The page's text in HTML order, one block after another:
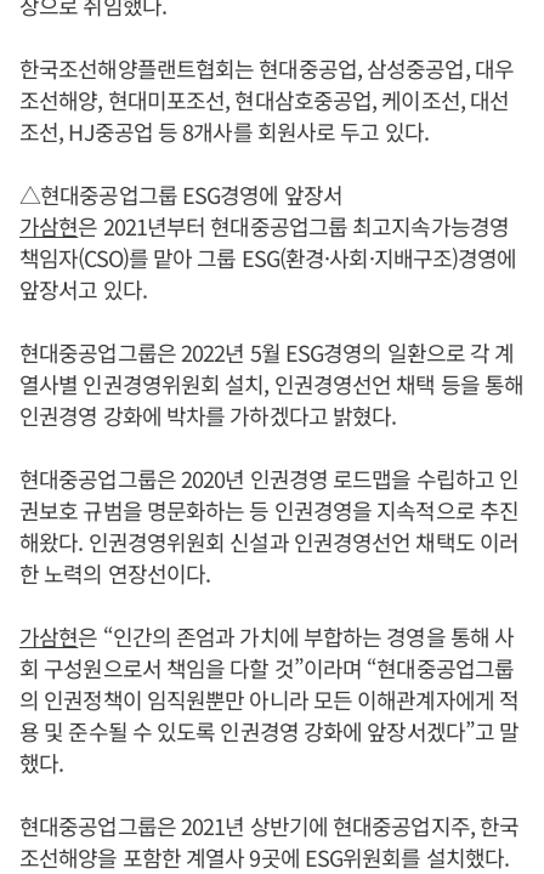
한국조선해양플랜트협회는 현대중공업, 삼성중공업, 대우
조선해양, 현대미포조선, 현대삼호중공업, 케이조선, 대선
조선, HJ중공업 등 8개사를 회원사로 두고 있다.
△현대중공업그룹 ESG경영에 앞장서
가삼현은 2021년부터 현대중공업그룹 최고지속가능경영
책임자(CSO)를 맡아 그룹 ESG(환경·사회·지배구조)경영에
앞장서고 있다.
현대중공업그룹은 2022년 5월 ESG경영의 일환으로 각 계
열사별 인권경영위원회 설치, 인권경영선언 채택 등을 통해
인권경영 강화에 박차를 가하겠다고 밝혔다.
현대중공업그룹은 2020년 인권경영 로드맵을 수립하고 인
권보호 규범을 명문화하는 등 인권경영을 지속적으로 추진
해왔다. 인권경영위원회 신설과 인권경영선언 채택도 이러
한 노력의 연장선이다.
가삼현은 “인간의 존엄과 가치에 부합하는 경영을 통해 사
회 구성원으로서 책임을 다할 것”이라며 “현대중공업그룹
의 인권정책이 임직원뿐만 아니라 모든 이해관계자에게 적
용 및 준수될 수 있도록 인권경영 강화에 앞장서겠다”고 말
했다.
현대중공업그룹은 2021년 상반기에 현대중공업지주, 한국
조선해양을 포함한 계열사 9곳에 ESG위원회를 설치했다.